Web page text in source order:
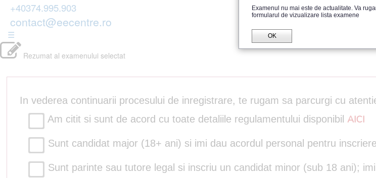
+40374.995.903
contact@eecentre.ro
☰
Rezumat al examenului selectat
In vederea continuarii procesului de inregistrare, te rugam sa parcurgi cu
Am citit si sunt de acord cu toate detaliile regulamentului disponibil AICI
Sunt candidat major (18+ ani) si imi dau acordul personal pentru
Sunt parinte sau tutore legal si inscriu un candidat minor (sub 18 ani);
Examenul nu mai este de actualitate. Va
formularul de vizualizare lista examene
OK